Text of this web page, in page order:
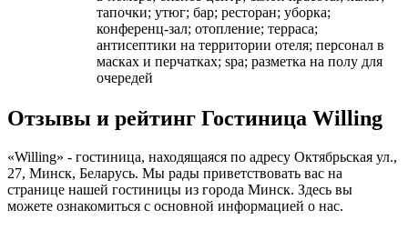
тапочки; утюг; бар; ресторан; уборка;
конференц-зал; отопление; терраса;
антисептики на территории отеля; персонал в
масках и перчатках; spa; разметка на полу для
очередей
Отзывы и рейтинг Гостиница Willing
«Willing» - гостиница, находящаяся по адресу Октябрьская ул.,
27, Минск, Беларусь. Мы рады приветствовать вас на
странице нашей гостиницы из города Минск. Здесь вы
можете ознакомиться с основной информацией о нас.